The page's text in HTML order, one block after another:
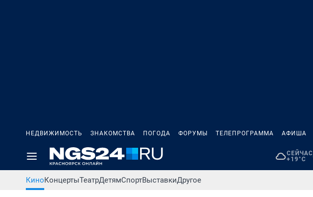
НЕДВИЖИМОСТЬ ЗНАКОМСТВА ПОГОДА ФОРУМЫ ТЕЛЕПРОГРАММА АФИША
СЕЙЧАС
+19°C
КиноКонцертыТеатрДетямСпортВыставкиДругое